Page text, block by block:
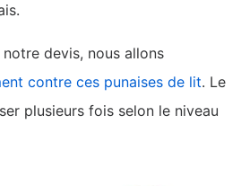
devis, nous allons
contre ces punaises de lit. Le
plusieurs fois selon le niveau